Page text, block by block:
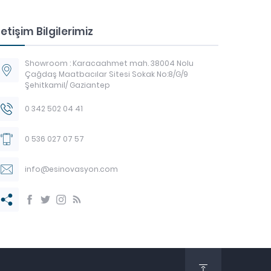
Bilgilerimiz
Showroom : Karacaahmet mah. 38004 Nolu
Çağdaş Maatbacılar Sitesi Sokak No:8/G/9
Şehitkamil/ Gaziantep
0 342 502 04 41
0 536 027 07 57
info@esinovasyon.com